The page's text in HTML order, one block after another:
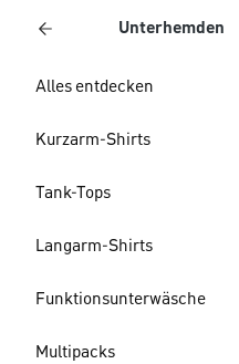
Unterhemden
Alles entdecken
Kurzarm-Shirts
Tank-Tops
Langarm-Shirts
Funktionsunterwäsche
Multipacks